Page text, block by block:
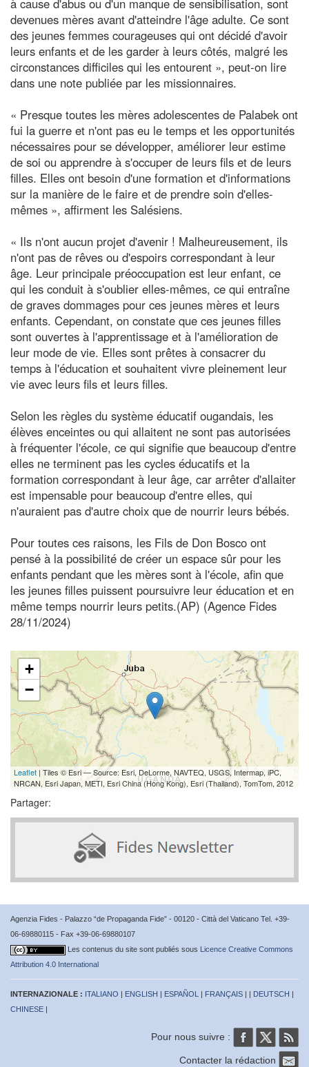
à cause d'abus ou d'un manque de sensibilisation, sont
devenues mères avant d'atteindre l'âge adulte. Ce sont
des jeunes femmes courageuses qui ont décidé d'avoir
leurs enfants et de les garder à leurs côtés, malgré les
circonstances difficiles qui les entourent », peut-on lire
dans une note publiée par les missionnaires.
« Presque toutes les mères adolescentes de Palabek ont
fui la guerre et n'ont pas eu le temps et les opportunités
nécessaires pour se développer, améliorer leur estime
de soi ou apprendre à s'occuper de leurs fils et de leurs
filles. Elles ont besoin d'une formation et d'informations
sur la manière de le faire et de prendre soin d'elles-
mêmes », affirment les Salésiens.
« Ils n'ont aucun projet d'avenir ! Malheureusement, ils
n'ont pas de rêves ou d'espoirs correspondant à leur
âge. Leur principale préoccupation est leur enfant, ce
qui les conduit à s'oublier elles-mêmes, ce qui entraîne
de graves dommages pour ces jeunes mères et leurs
enfants. Cependant, on constate que ces jeunes filles
sont ouvertes à l'apprentissage et à l'amélioration de
leur mode de vie. Elles sont prêtes à consacrer du
temps à l'éducation et souhaitent vivre pleinement leur
vie avec leurs fils et leurs filles.
Selon les règles du système éducatif ougandais, les
élèves enceintes ou qui allaitent ne sont pas autorisées
à fréquenter l'école, ce qui signifie que beaucoup d'entre
elles ne terminent pas les cycles éducatifs et la
formation correspondant à leur âge, car arrêter d'allaiter
est impensable pour beaucoup d'entre elles, qui
n'auraient pas d'autre choix que de nourrir leurs bébés.
Pour toutes ces raisons, les Fils de Don Bosco ont
pensé à la possibilité de créer un espace sûr pour les
enfants pendant que les mères sont à l'école, afin que
les jeunes filles puissent poursuivre leur éducation et en
même temps nourrir leurs petits.(AP) (Agence Fides
28/11/2024)
+
−
Leaflet | Tiles © Esri — Source: Esri, DeLorme, NAVTEQ, USGS, Intermap, iPC,
NRCAN, Esri Japan, METI, Esri China (Hong Kong), Esri (Thailand), TomTom, 2012
Partager:
Agenzia Fides - Palazzo “de Propaganda Fide” - 00120 - Città del Vaticano Tel. +39-
06-69880115 - Fax +39-06-69880107
Les contenus du site sont publiés sous Licence Creative Commons
Attribution 4.0 International
INTERNAZIONALE : ITALIANO | ENGLISH | ESPAÑOL | FRANÇAIS | | DEUTSCH |
CHINESE |
Pour nous suivre :
Contacter la rédaction